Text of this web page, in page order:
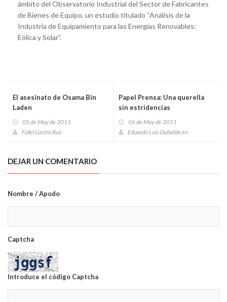
ámbito del Observatorio Industrial del Sector de Fabricantes
de Bienes de Equipo, un estudio titulado “Análisis de la
Industria de Equipamiento para las Energías Renovables:
Eólica y Solar”.
El asesinato de Osama Bin
Laden
05 de May de 2011
Fidel Castro Ruz
Papel Prensa: Una querella
sin estridencias
06 de May de 2011
Eduardo Luis Duhalde en
DEJAR UN COMENTARIO
Nombre / Apodo
Captcha
Introduce el código Captcha